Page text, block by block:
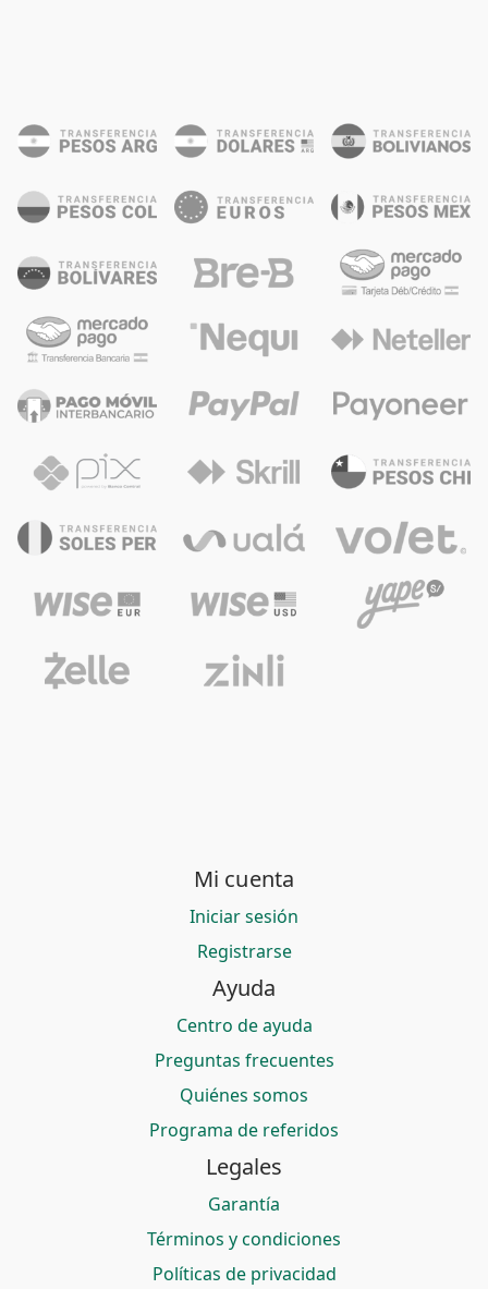
Mi cuenta
Iniciar sesión
Registrarse
Ayuda
Centro de ayuda
Preguntas frecuentes
Quiénes somos
Programa de referidos
Legales
Garantía
Términos y condiciones
Políticas de privacidad